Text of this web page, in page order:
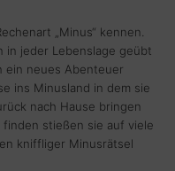
„Minus“ kennen.
in jeder Lebenslage geübt
ein neues Abenteuer
ins Minusland in dem sie
nach Hause bringen
stießen sie auf viele
kniffliger Minusrätsel